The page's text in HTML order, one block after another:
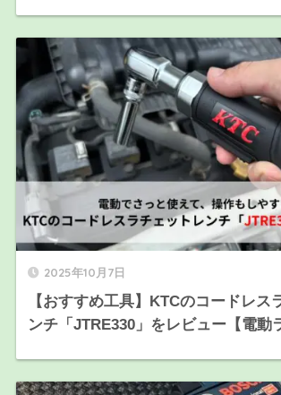
2025年10月7日
【おすすめ工具】KTCのコードレス
ンチ「JTRE330」をレビュー【電動